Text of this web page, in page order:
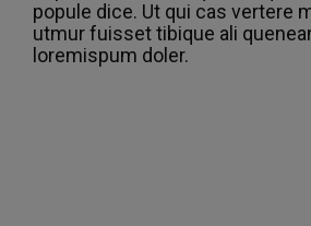
popule dice. Ut qui cas vertere
utmur fuisset tibique ali
loremispum doler.